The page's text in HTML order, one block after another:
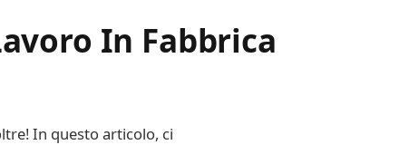
In Fabbrica
In questo articolo, ci